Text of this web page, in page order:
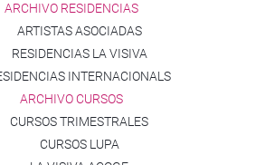
ARCHIVO RESIDENCIAS
ARTISTAS ASOCIADAS
RESIDENCIAS LA VISIVA
INTERNACIONALS
ARCHIVO CURSOS
CURSOS TRIMESTRALES
CURSOS LUPA